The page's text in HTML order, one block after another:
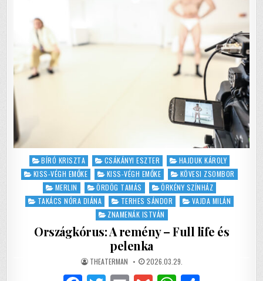
Posted
in
BÍRÓ KRISZTA CSÁKÁNYI ESZTER
HAJDUK KÁROLY
KISS-VÉGH EMŐKE
KISS-VÉGH EMŐKE
KÖVESI ZSOMBOR
MERLIN
ÖRDÖG TAMÁS
ÖRKÉNY SZÍNHÁZ
TAKÁCS NÓRA DIÁNA
TERHES SÁNDOR
VAJDA MILÁN
ZNAMENÁK ISTVÁN
Országkórus: A remény – Full life és
pelenka
AUTHOR:
THEATERMAN PUBLISHED
DATE:
2026.03.29.